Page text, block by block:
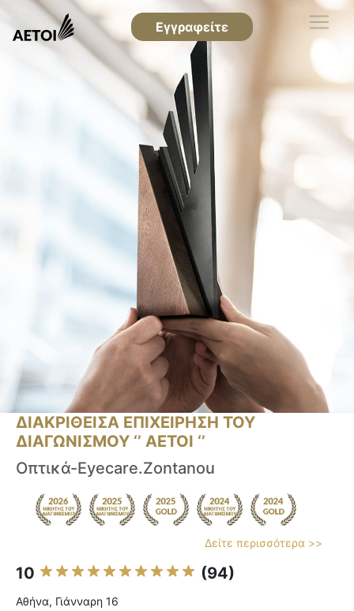
Εγγραφείτε
ΔΙΑΚΡΙΘΕΙΣΑ ΕΠΙΧΕΙΡΗΣΗ ΤΟΥ
ΔΙΑΓΩΝΙΣΜΟΥ ‘’ ΑΕΤΟΙ ‘’
Οπτικά-Eyecare.Zontanou
Δείτε περισσότερα >>
10 (94)
Αθήνα, Γιάνναρη 16